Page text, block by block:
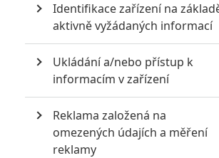
Ještě jste neviděli, co dovede pohublý
Upoutávky vám udělají velice jasnou
Tento týden doputoval do našich kin
Identifikace zařízení na
aktivně vyžádaných informací
Ukládání a/nebo přístup k
informacím v zařízení
Reklama založená na
omezených údajích a měření
reklamy